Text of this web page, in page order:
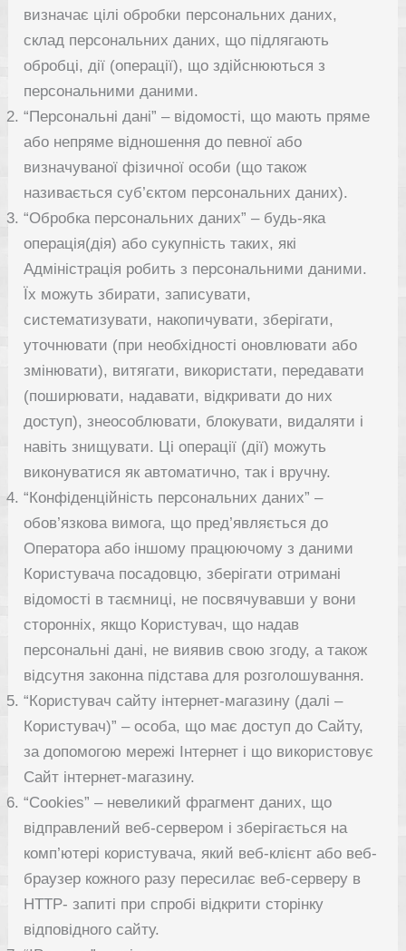
визначає цілі обробки персональних даних,
склад персональних даних, що підлягають
обробці, дії (операції), що здійснюються з
персональними даними.
“Персональні дані” – відомості, що мають пряме
або непряме відношення до певної або
визначуваної фізичної особи (що також
називається суб’єктом персональних даних).
“Обробка персональних даних” – будь-яка
операція(дія) або сукупність таких, які
Адміністрація робить з персональними даними.
Їх можуть збирати, записувати,
систематизувати, накопичувати, зберігати,
уточнювати (при необхідності оновлювати або
змінювати), витягати, використати, передавати
(поширювати, надавати, відкривати до них
доступ), знеособлювати, блокувати, видаляти і
навіть знищувати. Ці операції (дії) можуть
виконуватися як автоматично, так і вручну.
“Конфіденційність персональних даних” –
обов’язкова вимога, що пред’являється до
Оператора або іншому працюючому з даними
Користувача посадовцю, зберігати отримані
відомості в таємниці, не посвячувавши у вони
сторонніх, якщо Користувач, що надав
персональні дані, не виявив свою згоду, а також
відсутня законна підстава для розголошування.
“Користувач сайту інтернет-магазину (далі –
Користувач)” – особа, що має доступ до Сайту,
за допомогою мережі Інтернет і що використовує
Сайт інтернет-магазину.
“Cookies” – невеликий фрагмент даних, що
відправлений веб-сервером і зберігається на
комп’ютері користувача, який веб-клієнт або веб-
браузер кожного разу пересилає веб-серверу в
HTTP- запиті при спробі відкрити сторінку
відповідного сайту.